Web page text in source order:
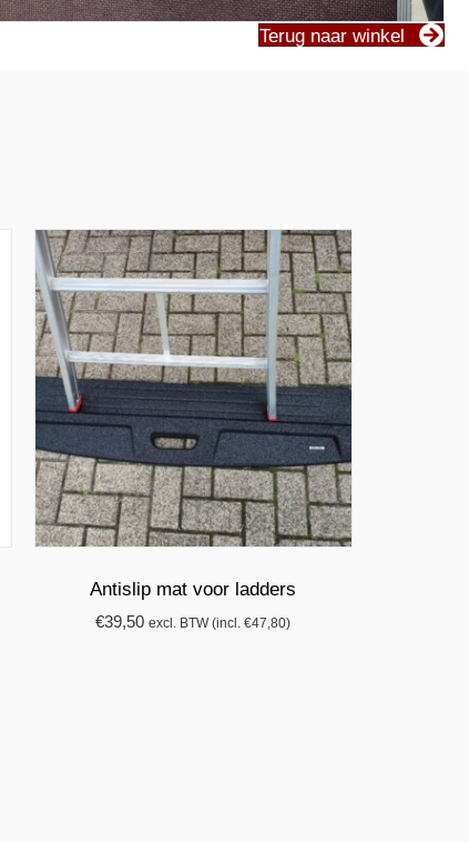
Terug naar winkel
Antislip mat voor ladders
€39,50 excl. BTW (incl.€47,80)